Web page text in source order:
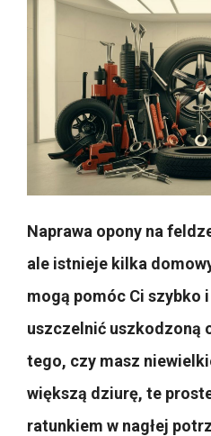
Naprawa opony na
ale istnieje kilka
mogą pomóc Ci szybko
uszczelnić uszkodzoną
tego, czy masz
większą dziurę, te
ratunkiem w nagłej